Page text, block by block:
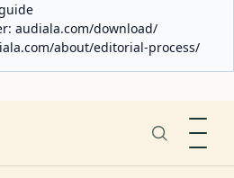
audiala.com/download/
about/editorial-process/